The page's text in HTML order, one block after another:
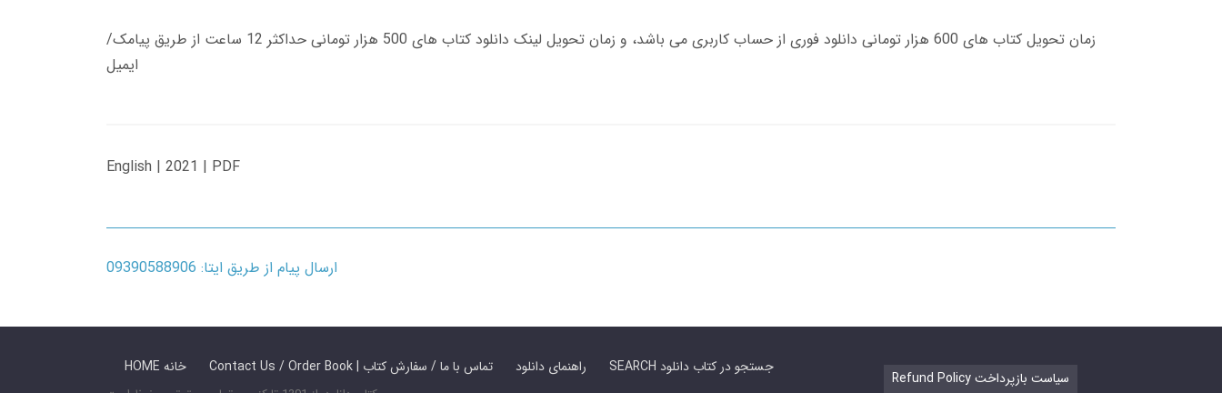
زمان تحویل کتاب های 600 هزار تومانی دانلود فوری از حساب کاربری می باشد، و زمان تحویل لینک دانلود کتاب های 500 هزار تومانی حداکثر 12 ساعت از طریق پیامک/
ایمیل
English | 2021 | PDF
ارسال پیام از طریق ایتا: 09390588906
HOME خانه Contact Us / Order Book | تماس با ما / سفارش کتاب راهنمای دانلود SEARCH جستجو در کتاب دانلود
Refund Policy سیاست بازپرداخت